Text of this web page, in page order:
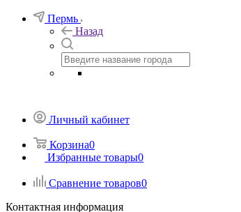
Пермь
Назад
Личный кабинет
Корзина0
Избранные товары0
Сравнение товаров0
Контактная информация